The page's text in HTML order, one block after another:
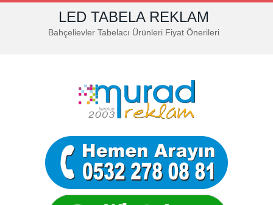
LED TABELA REKLAM
Bahçelievler Tabelacı Ürünleri Fiyat Önerileri